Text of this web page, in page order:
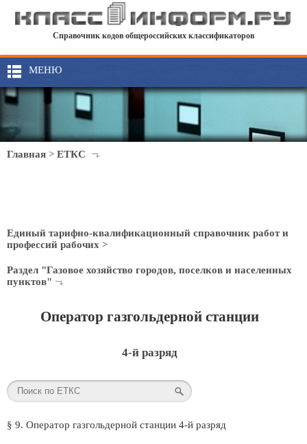
Справочник кодов общероссийских классификаторов
МЕНЮ
Главная > ЕТКС
Единый тарифно-квалификационный справочник работ и
профессий рабочих >
Раздел "Газовое хозяйство городов, поселков и населенных
пунктов"
Оператор газгольдерной станции
4-й разряд
§ 9. Оператор газгольдерной станции 4-й разряд